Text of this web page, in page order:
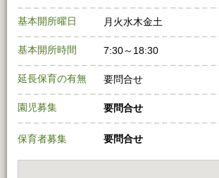
基本開所曜日 月火水木金土
基本開所時間 7:30～18:30
延長保育の有無 要問合せ
園児募集 要問合せ
保育者募集 要問合せ